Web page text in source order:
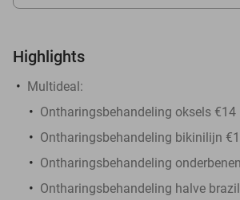
Highlights
Multideal:
Ontharingsbehandeling oksels €14
Ontharingsbehandeling bikinilijn
Ontharingsbehandeling
Ontharingsbehandeling halve